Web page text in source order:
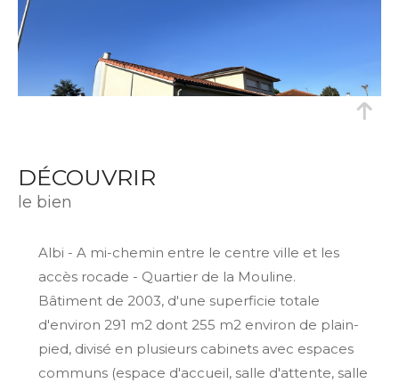
DÉCOUVRIR
le bien
Albi - A mi-chemin entre le centre ville et les
accès rocade - Quartier de la Mouline.
Bâtiment de 2003, d'une superficie totale
d'environ 291 m2 dont 255 m2 environ de plain-
pied, divisé en plusieurs cabinets avec espaces
communs (espace d'accueil, salle d'attente, salle